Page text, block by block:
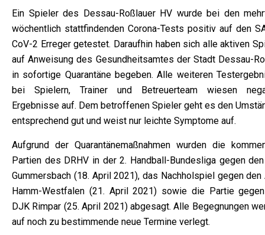
Ein Spieler des Dessau-Roßlauer HV wurde bei den
wöchentlich stattfindenden Corona-Tests positiv auf den
CoV-2 Erreger getestet. Daraufhin haben sich alle aktiven
auf Anweisung des Gesundheitsamtes der Stadt Dessau-
in sofortige Quarantäne begeben. Alle weiteren
bei Spielern, Trainer und Betreuerteam wiesen
Ergebnisse auf. Dem betroffenen Spieler geht es den
entsprechend gut und weist nur leichte Symptome auf.
Aufgrund der Quarantänemaßnahmen wurden die
Partien des DRHV in der 2. Handball-Bundesliga gegen
Gummersbach (18. April 2021), das Nachholspiel gegen den
Hamm-Westfalen (21. April 2021) sowie die Partie
DJK Rimpar (25. April 2021) abgesagt. Alle Begegnungen
auf noch zu bestimmende neue Termine verlegt.